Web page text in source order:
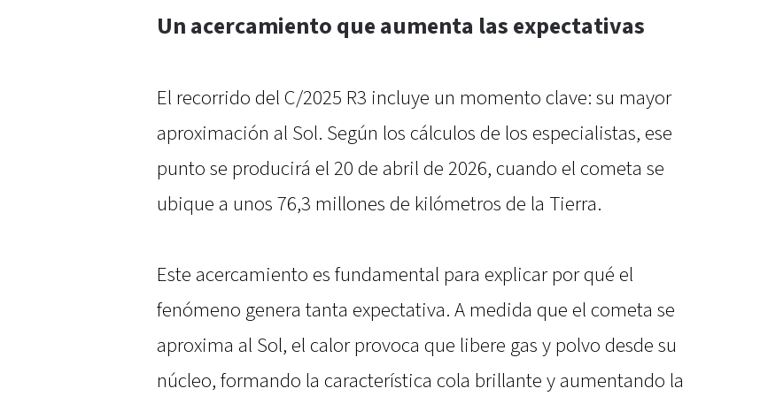
Un acercamiento que aumenta las expectativas
El recorrido del C/2025 R3 incluye un momento clave: su mayor
aproximación al Sol. Según los cálculos de los especialistas, ese
punto se producirá el 20 de abril de 2026, cuando el cometa se
ubique a unos 76,3 millones de kilómetros de la Tierra.
Este acercamiento es fundamental para explicar por qué el
fenómeno genera tanta expectativa. A medida que el cometa se
aproxima al Sol, el calor provoca que libere gas y polvo desde su
núcleo, formando la característica cola brillante y aumentando la